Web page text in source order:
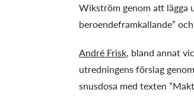
Wikström genom att lägga
beroendeframkallande”
André Frisk, bland annat
utredningens förslag
snusdosa med texten